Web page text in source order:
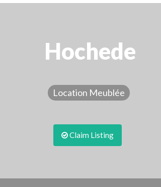
Hochede
Location Meublée
Claim Listing